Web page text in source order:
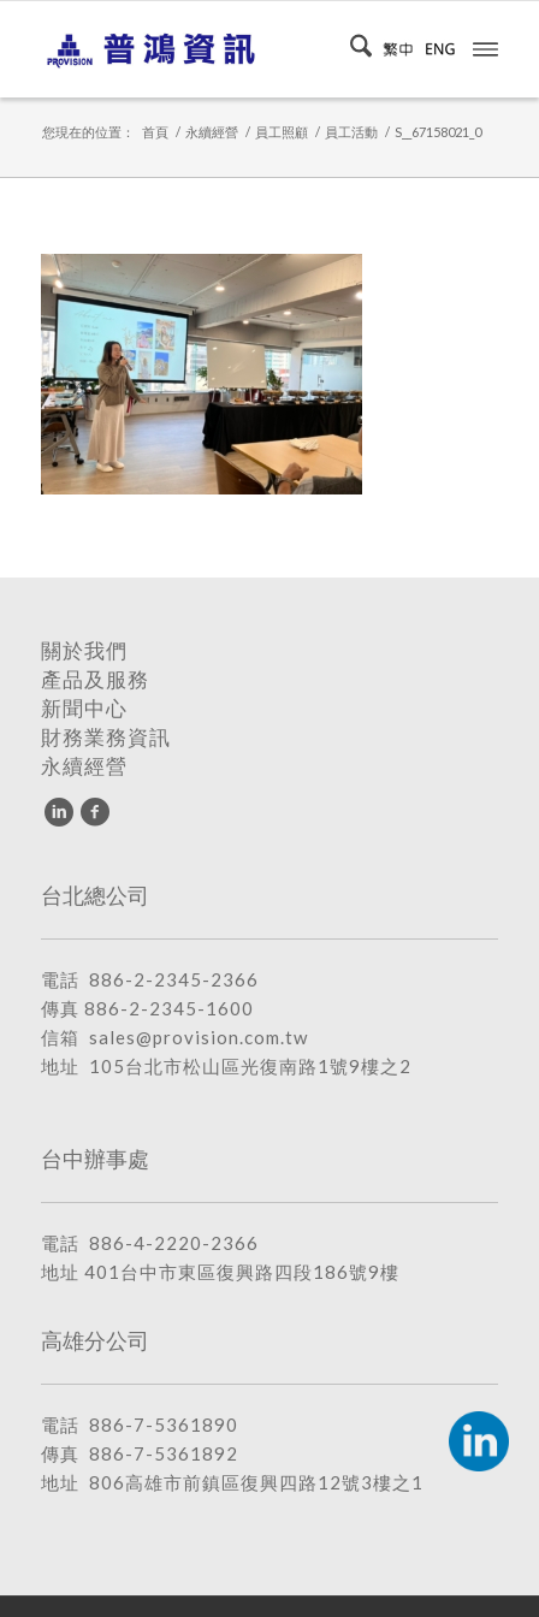
您現在的位置： 首頁 / 永續經營 / 員工照顧 / 員工活動 / S__67158021_0
關於我們
產品及服務
新聞中心
財務業務資訊
永續經營
台北總公司
電話 886-2-2345-2366
傳真 886-2-2345-1600
信箱 sales@provision.com.tw
地址 105台北市松山區光復南路1號9樓之2
台中辦事處
電話 886-4-2220-2366
地址 401台中市東區復興路四段186號9樓
高雄分公司
電話 886-7-5361890
傳真 886-7-5361892
地址 806高雄市前鎮區復興四路12號3樓之1